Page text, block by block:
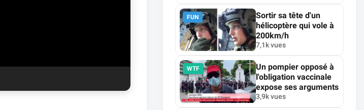
FUN
Sortir sa tête d'un
hélicoptère qui vole à
200km/h
7,1k vues
WTF
Un pompier opposé à
l'obligation vaccinale
expose ses arguments
3,9k vues